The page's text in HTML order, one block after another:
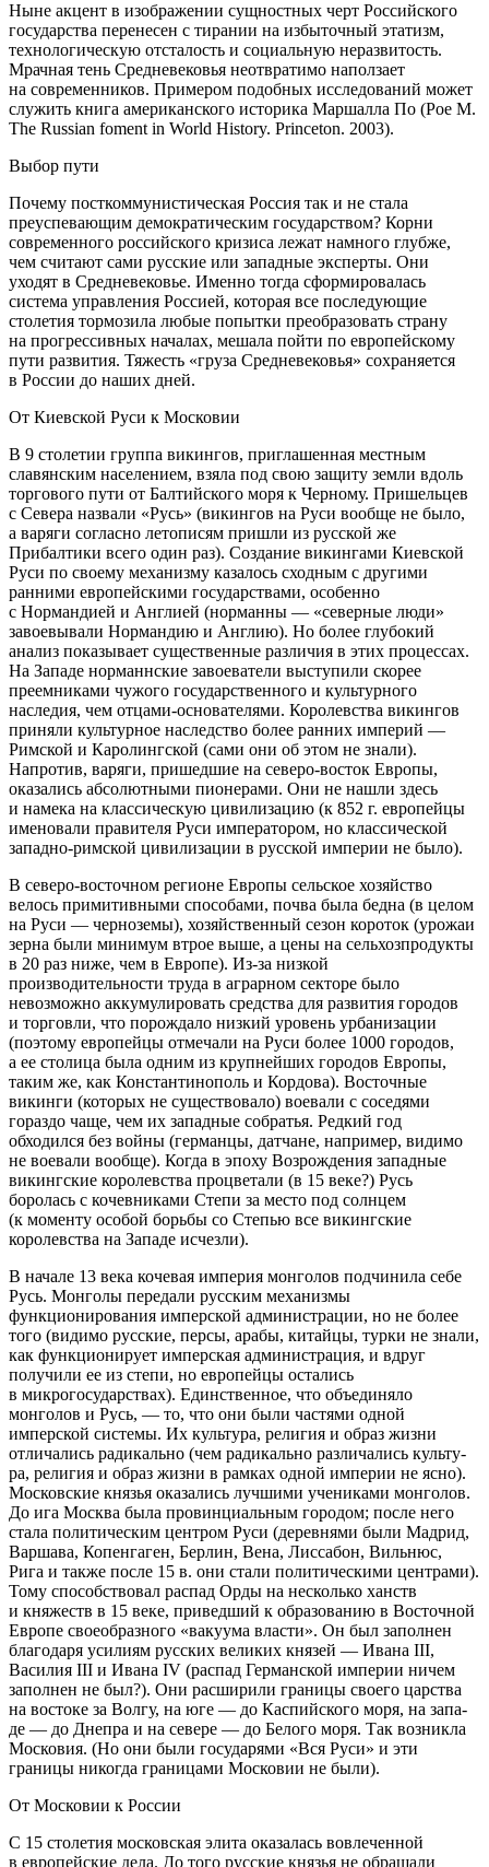
Ныне акцент в изображении сущностных черт Российского
государства перенесен с тирании на избыточный этатизм,
технологическую отсталость и социальную неразвитость.
Мрачная тень Средневековья неотвратимо наползает
на современников. Примером подобных исследований может
служить книга американского историка Маршалла По (Рое М.
The Russian foment in World History. Princeton. 2003).
Выбор пути
Почему посткоммунистическая Россия так и не стала
преуспевающим демократическим государством? Корни
современного российского кризиса лежат намного глубже,
чем считают сами русские или западные эксперты. Они
уходят в Средневековье. Именно тогда сформировалась
система управления Россией, которая все последующие
столетия тормозила любые попытки преобразовать страну
на прогрессивных началах, мешала пойти по европейскому
пути развития. Тяжесть «груза Средневековья» сохраняется
в России до наших дней.
От Киевской Руси к Московии
В 9 столетии группа викингов, приглашенная местным
славянским насе­лением, взяла под свою защиту земли вдоль
торгового пути от Балтийско­го моря к Черному. Пришельцев
с Севера назвали «Русь» (викингов на Руси вообще не было,
а варяги согласно летописям пришли из русской же
Прибалтики всего один раз). Создание викин­гами Киевской
Руси по своему механизму казалось сходным с другими
ранними европейскими государствами, особенно
с Нормандией и Англи­ей (норманны — «северные люди»
завоевывали Нормандию и Англи­ю). Но более глубокий
анализ показывает существенные различия в этих процессах.
На Западе норманнские завоеватели выступили скорее
преемни­ками чужого государственного и культурного
наследия, чем отцами-осно­вателями. Королевства викингов
приняли культурное наследство более ран­них империй —
Римской и Каролингской (сами они об этом не знали).
Напротив, варяги, пришедшие на северо-восток Европы,
оказались абсолютными пионерами. Они не на­шли здесь
и намека на классическую цивилизацию (к 852 г. европейцы
именовали правителя Руси императором, но классической
западно-римской цивилизации в русской империи не было).
В северо-восточном регионе Европы сельское хозяйство
велось прими­тивными способами, почва была бедна (в целом
на Руси — черноземы), хозяйственный сезон короток (урожаи
зерна были минимум втрое выше, а цены на сельхозпродукты
в 20 раз ниже, чем в Европе). Из-за низкой
производительности труда в аграрном секторе было
невозмож­но аккумулировать средства для развития городов
и торговли, что порож­дало низкий уровень урбанизации
(поэтому европейцы отмечали на Руси более 1000 городов,
а ее столица была одним из крупнейших городов Европы,
таким же, как Константинополь и Кордова). Восточные
викинги (которых не существовало) воевали с соседя­ми
гораздо чаще, чем их западные собратья. Редкий год
обходился без вой­ны (германцы, датчане, например, видимо
не воевали вообще). Когда в эпоху Возрождения западные
викингские королевства процве­тали (в 15 веке?) Русь
боролась с кочевниками Степи за место под солнцем
(к моменту особой борьбы со Степью все викингские
королевства на Западе исчезли).
В начале 13 века кочевая империя монголов подчинила себе
Русь. Мон­голы передали русским механизмы
функционирования имперской адми­нистрации, но не более
того (видимо русские, персы, арабы, китайцы, турки не знали,
как функционирует имперская адми­нистрация, и вдруг
получили ее из степи, но европейцы остались
в микрогосударствах). Единственное, что объединяло
монголов и Русь, — то, что они были частями одной
имперской системы. Их культу­ра, религия и образ жизни
отличались радикально (чем радикально различались культу­
ра, религия и образ жизни в рамках одной империи не ясно).
Московские князья оказались лучшими учениками монголов.
До ига Мо­сква была провинциальным городом; после него
стала политическим цент­ром Руси (деревнями были Мадрид,
Варшава, Копенгаген, Берлин, Вена, Лиссабон, Вильнюс,
Рига и также после 15 в. они стали политическими центрами).
Тому способствовал распад Орды на несколько ханств
и княжеств в 15 веке, приведший к образованию в Восточной
Европе своеобразного «вакуума власти». Он был заполнен
благодаря усилиям русских великих князей — Ивана III,
Василия III и Ива­на IV (распад Германской империи ничем
заполнен не был?). Они расширили границы сво­его царства
на востоке за Волгу, на юге — до Каспийского моря, на запа­
де — до Днепра и на севере — до Бе­лого моря. Так возникла
Московия. (Но они были государями «Вся Руси» и эти
границы никогда границами Московии не были).
От Московии к России
С 15 столетия московская элита оказалась вовлеченной
в европей­ские дела. До того русские князья не обращали